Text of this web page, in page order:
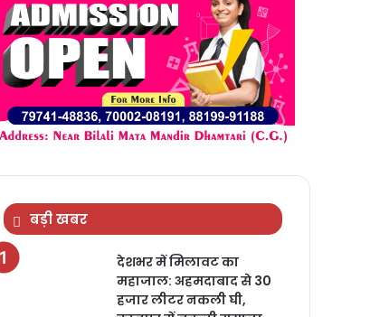
बड़ी खबर
देशभर में मिलावट का
महाजाल: अहमदाबाद से 30
हजार लीटर नकली घी,